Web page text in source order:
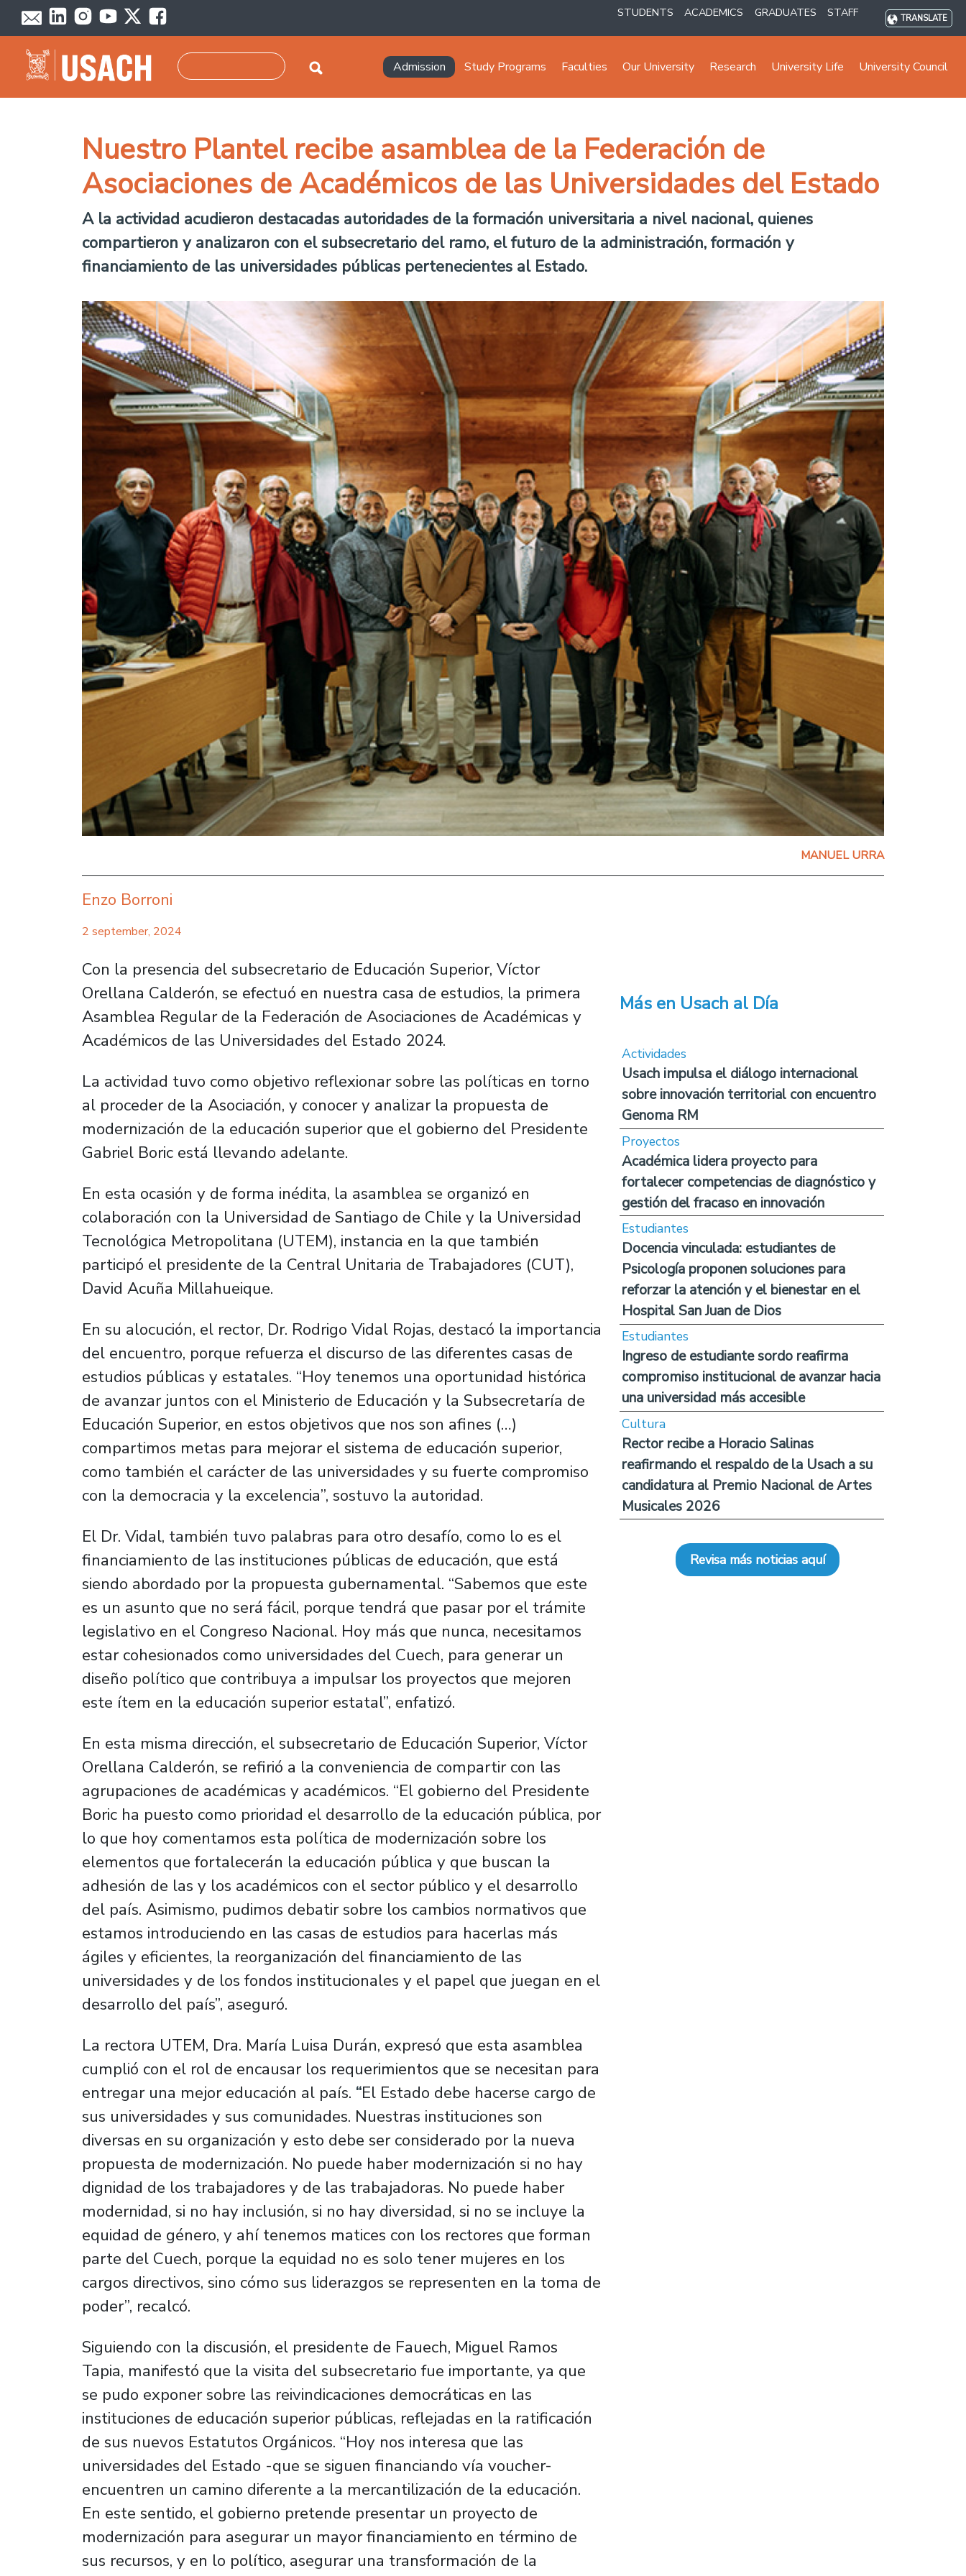
Skip to main content STUDENTS ACADEMICS GRADUATES STAFF TRANSLATE
Navegación principal
Admission Study Programs Faculties Our University Research University Life University Council
Nuestro Plantel recibe asamblea de la Federación de
Asociaciones de Académicos de las Universidades del Estado
A la actividad acudieron destacadas autoridades de la formación universitaria a nivel nacional, quienes
compartieron y analizaron con el subsecretario del ramo, el futuro de la administración, formación y
financiamiento de las universidades públicas pertenecientes al Estado.
MANUEL URRA
Enzo Borroni
2 september, 2024
Con la presencia del subsecretario de Educación Superior, Víctor
Orellana Calderón, se efectuó en nuestra casa de estudios, la primera
Asamblea Regular de la Federación de Asociaciones de Académicas y
Académicos de las Universidades del Estado 2024.
La actividad tuvo como objetivo reflexionar sobre las políticas en torno
al proceder de la Asociación, y conocer y analizar la propuesta de
modernización de la educación superior que el gobierno del Presidente
Gabriel Boric está llevando adelante.
En esta ocasión y de forma inédita, la asamblea se organizó en
colaboración con la Universidad de Santiago de Chile y la Universidad
Tecnológica Metropolitana (UTEM), instancia en la que también
participó el presidente de la Central Unitaria de Trabajadores (CUT),
David Acuña Millahueique.
En su alocución, el rector, Dr. Rodrigo Vidal Rojas, destacó la importancia
del encuentro, porque refuerza el discurso de las diferentes casas de
estudios públicas y estatales. “Hoy tenemos una oportunidad histórica
de avanzar juntos con el Ministerio de Educación y la Subsecretaría de
Educación Superior, en estos objetivos que nos son afines (…)
compartimos metas para mejorar el sistema de educación superior,
como también el carácter de las universidades y su fuerte compromiso
con la democracia y la excelencia”, sostuvo la autoridad.
El Dr. Vidal, también tuvo palabras para otro desafío, como lo es el
financiamiento de las instituciones públicas de educación, que está
siendo abordado por la propuesta gubernamental. “Sabemos que este
es un asunto que no será fácil, porque tendrá que pasar por el trámite
legislativo en el Congreso Nacional. Hoy más que nunca, necesitamos
estar cohesionados como universidades del Cuech, para generar un
diseño político que contribuya a impulsar los proyectos que mejoren
este ítem en la educación superior estatal”, enfatizó.
En esta misma dirección, el subsecretario de Educación Superior, Víctor
Orellana Calderón, se refirió a la conveniencia de compartir con las
agrupaciones de académicas y académicos. “El gobierno del Presidente
Boric ha puesto como prioridad el desarrollo de la educación pública, por
lo que hoy comentamos esta política de modernización sobre los
elementos que fortalecerán la educación pública y que buscan la
adhesión de las y los académicos con el sector público y el desarrollo
del país. Asimismo, pudimos debatir sobre los cambios normativos que
estamos introduciendo en las casas de estudios para hacerlas más
ágiles y eficientes, la reorganización del financiamiento de las
universidades y de los fondos institucionales y el papel que juegan en el
desarrollo del país”, aseguró.
La rectora UTEM, Dra. María Luisa Durán, expresó que esta asamblea
cumplió con el rol de encausar los requerimientos que se necesitan para
entregar una mejor educación al país. “El Estado debe hacerse cargo de
sus universidades y sus comunidades. Nuestras instituciones son
diversas en su organización y esto debe ser considerado por la nueva
propuesta de modernización. No puede haber modernización si no hay
dignidad de los trabajadores y de las trabajadoras. No puede haber
modernidad, si no hay inclusión, si no hay diversidad, si no se incluye la
equidad de género, y ahí tenemos matices con los rectores que forman
parte del Cuech, porque la equidad no es solo tener mujeres en los
cargos directivos, sino cómo sus liderazgos se representen en la toma de
poder”, recalcó.
Siguiendo con la discusión, el presidente de Fauech, Miguel Ramos
Tapia, manifestó que la visita del subsecretario fue importante, ya que
se pudo exponer sobre las reivindicaciones democráticas en las
instituciones de educación superior públicas, reflejadas en la ratificación
de sus nuevos Estatutos Orgánicos. “Hoy nos interesa que las
universidades del Estado -que se siguen financiando vía voucher-
encuentren un camino diferente a la mercantilización de la educación.
En este sentido, el gobierno pretende presentar un proyecto de
modernización para asegurar un mayor financiamiento en término de
sus recursos, y en lo político, asegurar una transformación de la
Más en Usach al Día
Actividades
Usach impulsa el diálogo internacional
sobre innovación territorial con encuentro
Genoma RM
Proyectos
Académica lidera proyecto para
fortalecer competencias de diagnóstico y
gestión del fracaso en innovación
Estudiantes
Docencia vinculada: estudiantes de
Psicología proponen soluciones para
reforzar la atención y el bienestar en el
Hospital San Juan de Dios
Estudiantes
Ingreso de estudiante sordo reafirma
compromiso institucional de avanzar hacia
una universidad más accesible
Cultura
Rector recibe a Horacio Salinas
reafirmando el respaldo de la Usach a su
candidatura al Premio Nacional de Artes
Musicales 2026
Revisa más noticias aquí